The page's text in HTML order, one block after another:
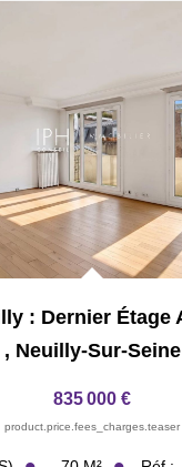
, Neuilly-Sur-Seine
835 000 €
product.price.fees_charges.teaser